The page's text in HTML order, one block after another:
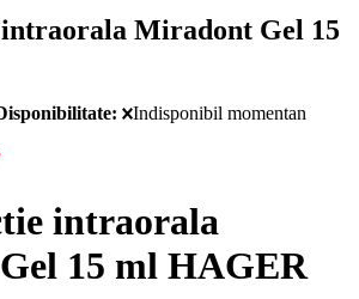
Miradont Gel 15
Indisponibil momentan
intraorala
15 ml HAGER